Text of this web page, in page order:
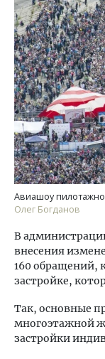
Авиашоу
Олег Богданов
В
внесения
160 обращений,
застройке,
Так, основные
многоэтажной
застройки
земли.
плитами